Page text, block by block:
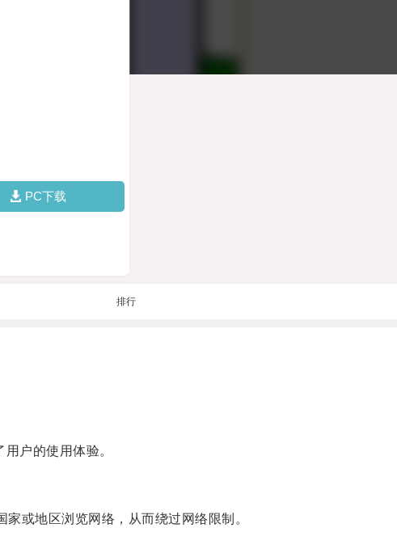
PC下载
排行
户的使用体验。
或地区浏览网络，从而绕过网络限制。